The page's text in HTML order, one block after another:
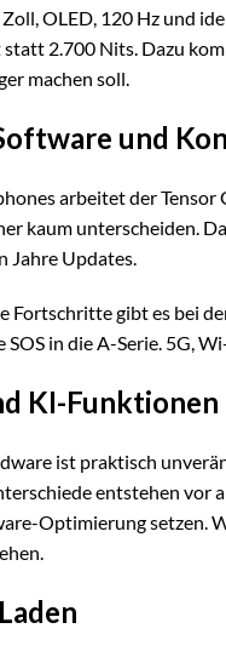
OLED, 120 Hz und
2.700 Nits. Dazu
machen soll.
und
arbeitet der Tensor
kaum unterscheiden.
Jahre Updates.
Fortschritte gibt es bei
SOS in die A-Serie. 5G,
KI-Funktionen
ist praktisch
entstehen vor
Optimierung setzen.